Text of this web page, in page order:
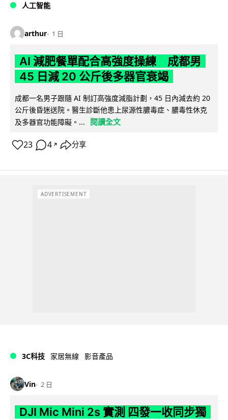
人工智能
arthur 1 日
AI 減肥餐單配合高強度操練 成都男
45 日減 20 公斤後多器官衰竭
成都一名男子跟隨 AI 制訂高強度減脂計劃，45 日內減去約 20
公斤後昏迷送院。醫生診斷他患上尿源性膿毒症、膿毒性休克
及多器官功能障礙。...
閱讀全文
23 4 ↗ 分享
ADVERTISEMENT
3C科技 家居無線 影音產品
Vin 2 日
DJI Mic Mini 2s 實測 四發一收同步獨